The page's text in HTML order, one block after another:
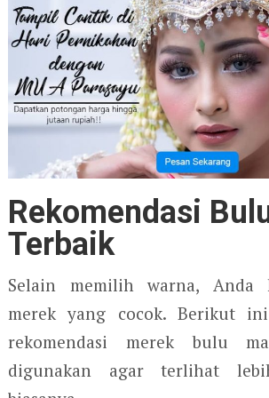
Rekomendasi
Terbaik
Selain memilih warna, Anda
merek yang cocok. Berikut
rekomendasi merek bulu
digunakan agar terlihat